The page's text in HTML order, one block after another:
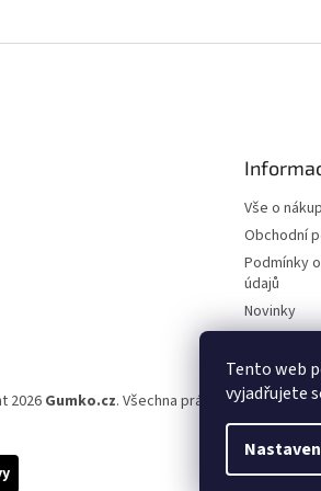
Tento web
vyjadřujete
Vše o
Obchodní
Podmínky
údajů
Novinky
2026 Gumko.cz. Všechna práva vyhrazena.